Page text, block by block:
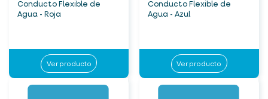
Conducto Flexible de
Agua - Roja
Ver producto
Conducto Flexible de
Agua - Azul
Ver producto